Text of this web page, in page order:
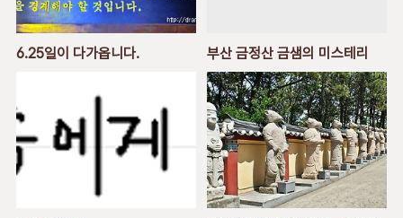
6.25일이 다가옵니다. 부산 금정산 금샘의 미스테리